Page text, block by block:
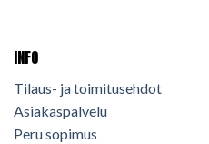
INFO
Tilaus- ja toimitusehdot
Asiakaspalvelu
Peru sopimus